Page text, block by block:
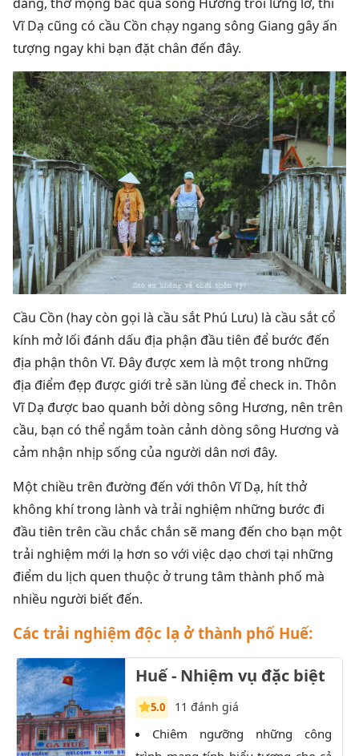
Vĩ Dạ cũng có cầu Cồn chạy ngang sông Giang gây ấn
tượng ngay khi bạn đặt chân đến đây.
Cầu Cồn (hay còn gọi là cầu sắt Phú Lưu) là cầu sắt cổ
kính mở lối đánh dấu địa phận đầu tiên để bước đến
địa phận thôn Vĩ. Đây được xem là một trong những
địa điểm đẹp được giới trẻ săn lùng để check in. Thôn
Vĩ Dạ được bao quanh bởi dòng sông Hương, nên trên
cầu, bạn có thể ngắm toàn cảnh dòng sông Hương và
cảm nhận nhịp sống của người dân nơi đây.
Một chiều trên đường đến với thôn Vĩ Dạ, hít thở
không khí trong lành và trải nghiệm những bước đi
đầu tiên trên cầu chắc chắn sẽ mang đến cho bạn một
trải nghiệm mới lạ hơn so với việc dạo chơi tại những
điểm du lịch quen thuộc ở trung tâm thành phố mà
nhiều người biết đến.
Các trải nghiệm độc lạ ở thành phố Huế:
Huế - Nhiệm vụ đặc biệt
5.0 11 đánh giá
Chiêm ngưỡng những công